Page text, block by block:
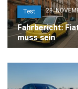
Test 28.
Fahrbericht:
muss sein